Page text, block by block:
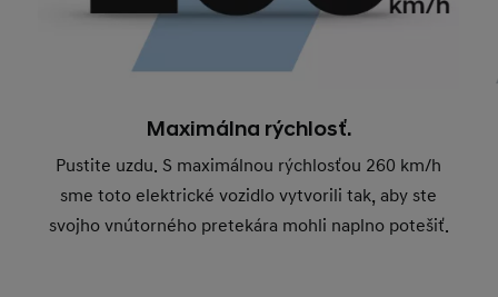
Maximálna rýchlosť.
Pustite uzdu. S maximálnou rýchlosťou 260 km/h
sme toto elektrické vozidlo vytvorili tak, aby ste
svojho vnútorného pretekára mohli naplno potešiť.